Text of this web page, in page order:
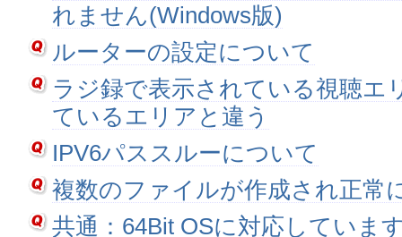
れません(Windows版)
ルーターの設定について
ラジ録で表示されている視聴エ
ているエリアと違う
IPV6パススルーについて
複数のファイルが作成され正常
共通：64Bit OSに対応していま